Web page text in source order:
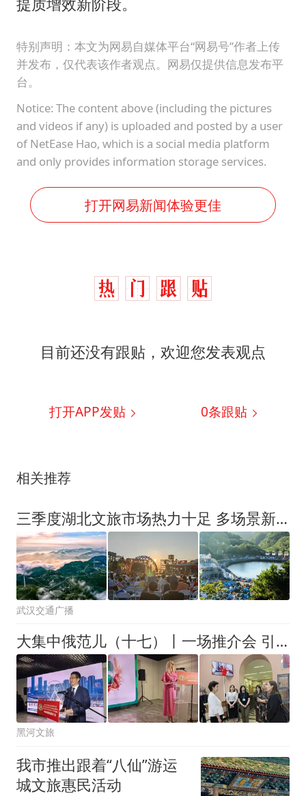
特别声明：本文为网易自媒体平台“网易号”作者上传
并发布，仅代表该作者观点。网易仅提供信息发布平
台。
Notice: The content above (including the pictures
and videos if any) is uploaded and posted by a user
of NetEase Hao, which is a social media platform
and only provides information storage services.
打开网易新闻体验更佳
目前还没有跟贴，欢迎您发表观点
打开APP发贴 0条跟贴
相关推荐
三季度湖北文旅市场热力十足 多场景新体验拉动消费新增长
武汉交通广播
大集中俄范儿（十七）丨一场推介会 引发中俄交流热
黑河文旅
我市推出跟着“八仙”游运
城文旅惠民活动